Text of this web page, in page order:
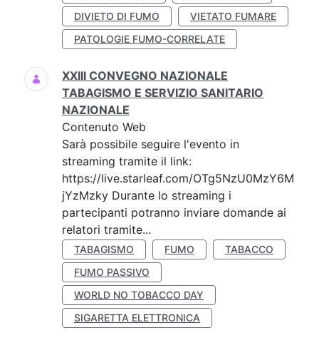
DIVIETO DI FUMO
VIETATO FUMARE
PATOLOGIE FUMO-CORRELATE
XXIII CONVEGNO NAZIONALE
TABAGISMO E SERVIZIO SANITARIO
NAZIONALE
Contenuto Web
Sarà possibile seguire l'evento in
streaming tramite il link:
https://live.starleaf.com/OTg5NzU0MzY6M
jYzMzky Durante lo streaming i
partecipanti potranno inviare domande ai
relatori tramite...
TABAGISMO FUMO
TABACCO
FUMO PASSIVO
WORLD NO TOBACCO DAY
SIGARETTA ELETTRONICA